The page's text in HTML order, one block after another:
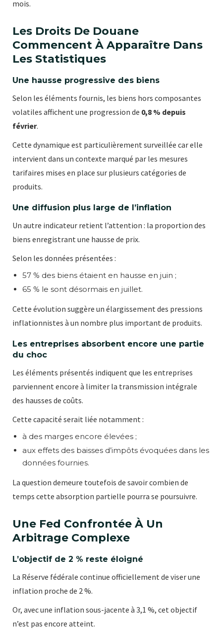
mois.
Les Droits De Douane
Commencent À Apparaître Dans
Les Statistiques
Une hausse progressive des biens
Selon les éléments fournis, les biens hors composantes
volatiles affichent une progression de 0,8 % depuis
février.
Cette dynamique est particulièrement surveillée car elle
intervient dans un contexte marqué par les mesures
tarifaires mises en place sur plusieurs catégories de
produits.
Une diffusion plus large de l’inflation
Un autre indicateur retient l’attention : la proportion des
biens enregistrant une hausse de prix.
Selon les données présentées :
57 % des biens étaient en hausse en juin ;
65 % le sont désormais en juillet.
Cette évolution suggère un élargissement des pressions
inflationnistes à un nombre plus important de produits.
Les entreprises absorbent encore une partie
du choc
Les éléments présentés indiquent que les entreprises
parviennent encore à limiter la transmission intégrale
des hausses de coûts.
Cette capacité serait liée notamment :
à des marges encore élevées ;
aux effets des baisses d’impôts évoquées dans les
données fournies.
La question demeure toutefois de savoir combien de
temps cette absorption partielle pourra se poursuivre.
Une Fed Confrontée À Un
Arbitrage Complexe
L’objectif de 2 % reste éloigné
La Réserve fédérale continue officiellement de viser une
inflation proche de 2 %.
Or, avec une inflation sous-jacente à 3,1 %, cet objectif
n’est pas encore atteint.